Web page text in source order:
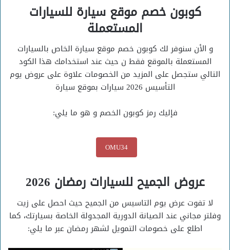
كوبون خصم موقع سيارة للسيارات
المستعملة
و الأن سنوفر لك كوبون خصم موقع سيارة الخاص بالسيارات
المستعملة بالموقع فقط ن حيث عند استخدامك هذا الكود
التالي ستجصل على المزيد من الخصومات علاوة على عروض يوم
التأسيس 2026 سيارات بموقع سيارة
فإليك رمز كوبون الخصم و هو ما يلي:
OMU34
عروض الجميح للسيارات رمضان 2026
لا تفوت عرض يوم التاسيس من الجميح حيث احصل على زيت
وفلتر مجاني عند الصيانة الدورية المجدولة الخاصة بسيارتك، كما
اطلع على خصومات التمويل لشهر رمضان عبر ما يلي: